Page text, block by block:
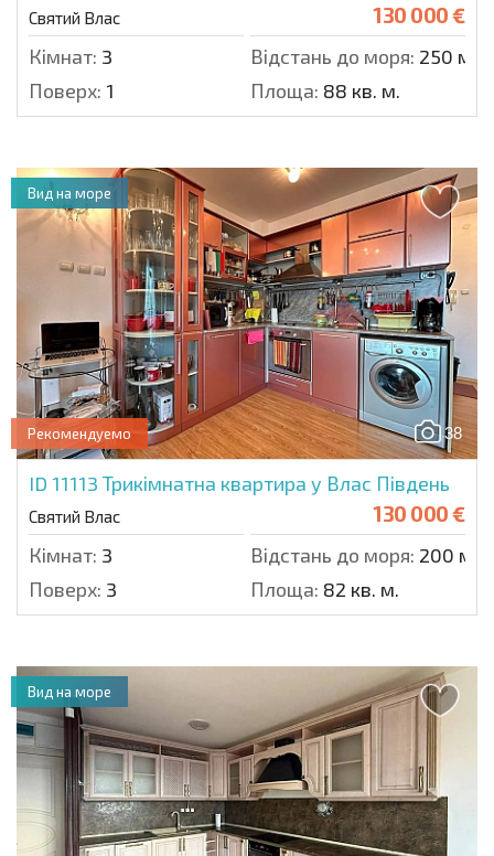
Святий Влас 130 000 €
Кімнат: 3 Відстань до моря: 250 м.
Поверх: 1 Площа: 88 кв. м.
38
Рекомендуемо
ID 11113 Трикімнатна квартира у Влас Південь
Святий Влас 130 000 €
Кімнат: 3 Відстань до моря: 200 м.
Поверх: 3 Площа: 82 кв. м.
Вид на море
Вид на море